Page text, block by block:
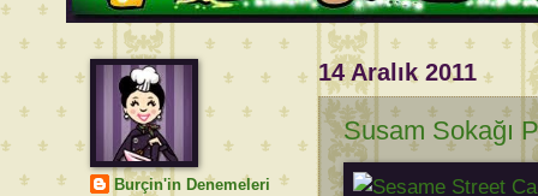
14 Aralık 2011
Susam Sokağı
Burçin'in Denemeleri